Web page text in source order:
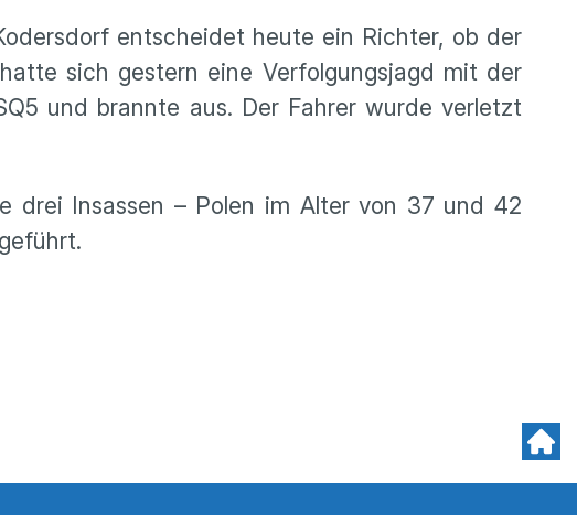
entscheidet heute ein Richter, ob der
sich gestern eine Verfolgungsjagd mit der
und brannte aus. Der Fahrer wurde verletzt
drei Insassen – Polen im Alter von 37 und 42